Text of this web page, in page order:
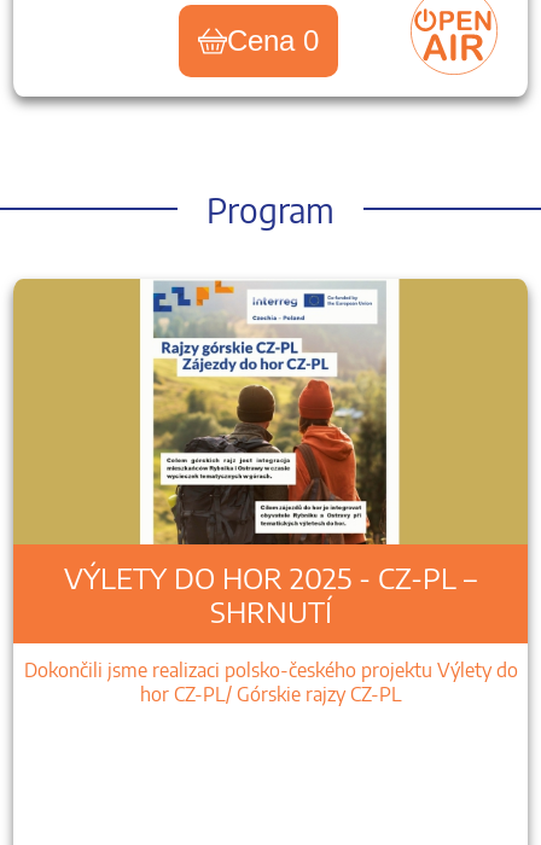
Cena 0
Program
VÝLETY DO HOR 2025 - CZ-PL –
SHRNUTÍ
Dokončili jsme realizaci polsko-českého projektu Výlety do
hor CZ-PL/ Górskie rajzy CZ-PL